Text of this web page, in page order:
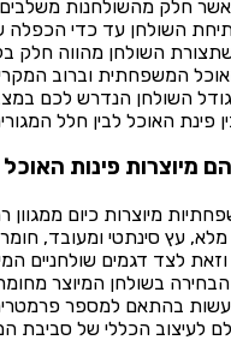
חלק מהשולחנות משלבים
השולחן עד כדי הכפלה
שתצורת השולחן מהווה חלק
המשפחתית וברוב
השולחן הנדרש לכם
פינת האוכל לבין חלל
מיוצרות פינות
מיוצרות כיום ממגוון
מלא, עץ סינתטי ומעובד,
וזאת לצד דגמים שולחניים
הבחירה בשולחן המיוצר
בהתאם למספר פרמטרים
לעיצוב הכללי של סביבת